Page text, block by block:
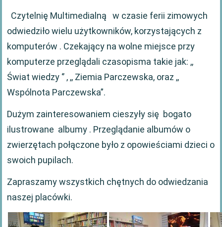
Czytelnię Multimedialną w czasie ferii zimowych
odwiedziło wielu użytkowników, korzystających z
komputerów . Czekający na wolne miejsce przy
komputerze przeglądali czasopisma takie jak: ,,
Świat wiedzy ‘’ , ,, Ziemia Parczewska, oraz ,,
Wspólnota Parczewska”.
Dużym zainteresowaniem cieszyły się bogato
ilustrowane albumy . Przeglądanie albumów o
zwierzętach połączone było z opowieściami dzieci o
swoich pupilach.
Zapraszamy wszystkich chętnych do odwiedzania
naszej placówki.